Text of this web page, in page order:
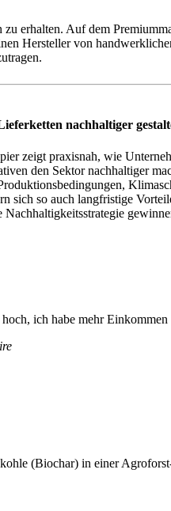
erhalten. Auf dem
Hersteller von
nachhaltiger
zeigt praxisnah, wie
den Sektor nachhaltiger
sich so auch langfristige
Nachhaltigkeitsstrategie
ich habe mehr